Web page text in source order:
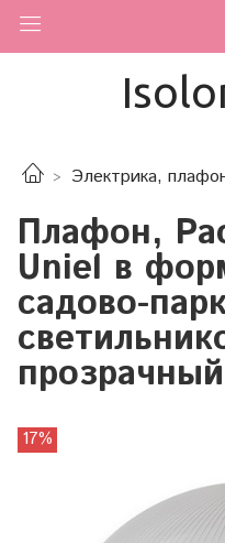
Электрика,
Плафон,
Uniel в
садово-
прозрачный
17%